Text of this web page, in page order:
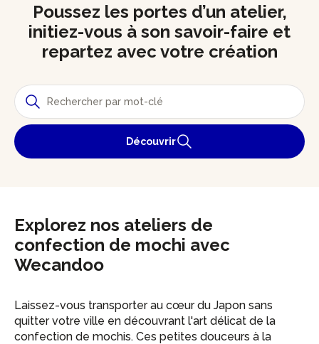
Poussez les portes d’un atelier,
initiez-vous à son savoir-faire et
repartez avec votre création
Découvrir
Explorez nos ateliers de
confection de mochi avec
Wecandoo
Laissez-vous transporter au cœur du Japon sans
quitter votre ville en découvrant l'art délicat de la
confection de mochis. Ces petites douceurs à la